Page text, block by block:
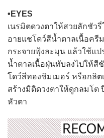
•EYES
เนรมิตดวงตาให้สวยลักชัว
อายแชโดว์สีน้ำตาลเนื้อครี
กระจายฟุ้งละมุน แล้วใช้แป
น้ำตาลเนื้อฝุ่นทับลงไปให้สี
โดว์สีทองชิมเมอร์ หรือกลิต
สร้างมิติดวงตาให้ดูกลมโต
หัวตา